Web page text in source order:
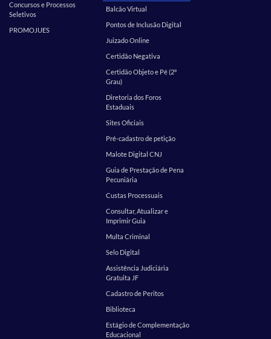
Concursos e Processos
Seletivos
PROMOJUES
Balcão Virtual
Pontos de Inclusão Digital
Juizado Online
Certidão Negativa
Certidão Objeto e Pé (2º
Grau)
Diretoria dos Foros
Estaduais
Sites Oficiais
Pré-cadastro de petição
Malote Digital CNJ
Guia de Prestação de Pena
Pecuniária
Custas Processuais
Consultar, Atualizar e
Imprimir Guia
Multa Criminal
Selo Digital
Assistência Judiciária
Gratuita JF
Cadastro de Peritos
Biblioteca
Estágio de Complementação
Educacional